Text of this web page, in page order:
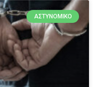
ΑΣΤΥΝΟΜΙΚΌ